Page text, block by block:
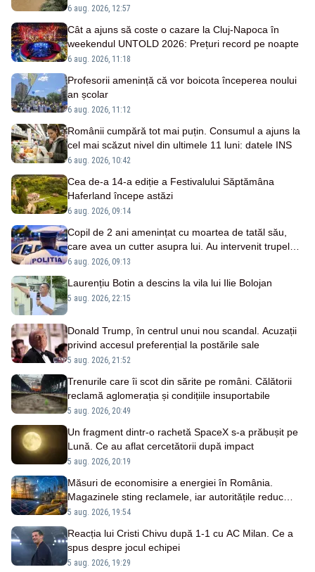
6 aug. 2026, 12:57
Cât a ajuns să coste o cazare la Cluj-Napoca în
weekendul UNTOLD 2026: Prețuri record pe noapte
6 aug. 2026, 11:18
Profesorii amenință că vor boicota începerea noului
an școlar
6 aug. 2026, 11:12
Românii cumpără tot mai puțin. Consumul a ajuns la
cel mai scăzut nivel din ultimele 11 luni: datele INS
6 aug. 2026, 10:42
Cea de-a 14-a ediție a Festivalului Săptămâna
Haferland începe astăzi
6 aug. 2026, 09:14
Copil de 2 ani amenințat cu moartea de tatăl său,
care avea un cutter asupra lui. Au intervenit trupele
speciale
6 aug. 2026, 09:13
Laurențiu Botin a descins la vila lui Ilie Bolojan
5 aug. 2026, 22:15
Donald Trump, în centrul unui nou scandal. Acuzații
privind accesul preferențial la postările sale
5 aug. 2026, 21:52
Trenurile care îi scot din sărite pe români. Călătorii
reclamă aglomerația și condițiile insuportabile
5 aug. 2026, 20:49
Un fragment dintr-o rachetă SpaceX s-a prăbușit pe
Lună. Ce au aflat cercetătorii după impact
5 aug. 2026, 20:19
Măsuri de economisire a energiei în România.
Magazinele sting reclamele, iar autoritățile reduc
consumul
5 aug. 2026, 19:54
Reacția lui Cristi Chivu după 1-1 cu AC Milan. Ce a
spus despre jocul echipei
5 aug. 2026, 19:29